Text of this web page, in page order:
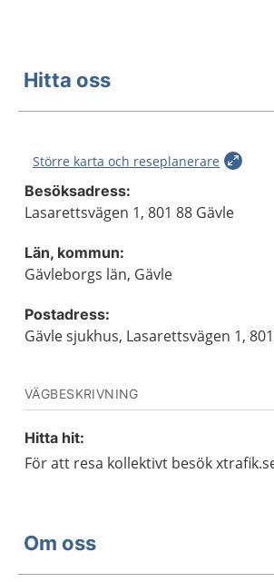
Hitta oss
Större karta och reseplanerare
Besöksadress:
Lasarettsvägen 1, 801 88 Gävle
Län, kommun:
Gävleborgs län, Gävle
Postadress:
Gävle sjukhus, Lasarettsvägen 1,
VÄGBESKRIVNING
Hitta hit:
För att resa kollektivt besök
Om oss